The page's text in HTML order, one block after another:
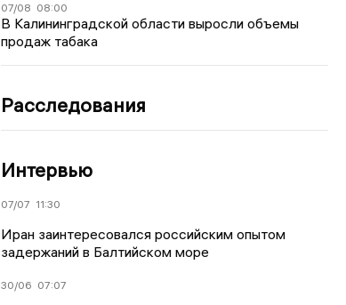
07/08 08:00
В Калининградской области выросли объемы
продаж табака
Расследования
Интервью
07/07 11:30
Иран заинтересовался российским опытом
задержаний в Балтийском море
30/06 07:07